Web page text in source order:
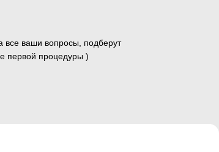
все ваши вопросы, подберут
первой процедуры )